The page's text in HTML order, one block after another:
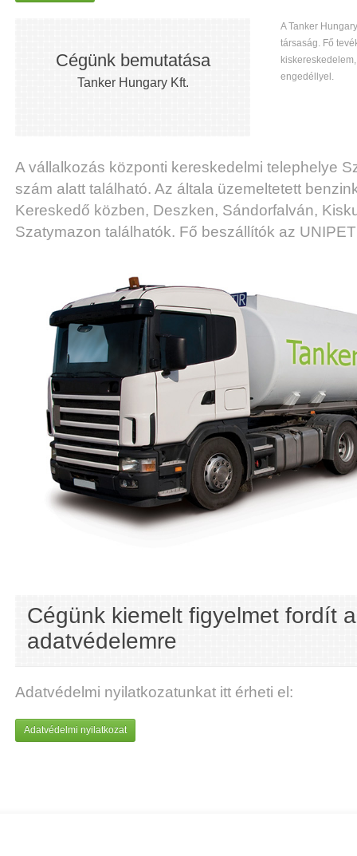
Cégünk bemutatása
Tanker Hungary Kft.
A Tanker
társaság. Fő
engedéllyel.
A vállalkozás központi kereskedelmi telephelye
szám alatt található. Az általa üzemeltetett
Kereskedő közben, Deszken, Sándorfalván,
Szatymazon találhatók. Fő beszállítók az
Cégünk kiemelt figyelmet fordít
adatvédelemre
Adatvédelmi nyilatkozatunkat itt érheti el:
Adatvédelmi nyilatkozat